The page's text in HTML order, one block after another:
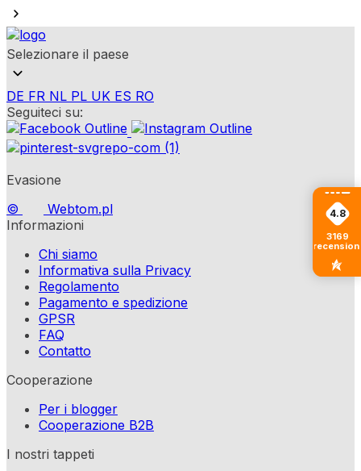
Selezionare il paese
DE FR NL PL UK ES RO
Seguiteci su:
Evasione
©
Webtom.pl
Informazioni
Chi siamo
Informativa sulla Privacy
Regolamento
Pagamento e spedizione
GPSR
FAQ
Contatto
Cooperazione
Per i blogger
Cooperazione B2B
I nostri tappeti
4.8
3169